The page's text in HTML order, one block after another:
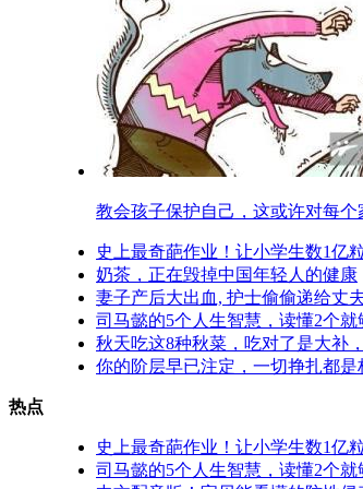
教会孩子保护自己，这或许对每
史上最奇葩作业！让小学生数1亿
奶茶，正在毁掉中国年轻人的健康
妻子产后大出血, 护士偷偷递给丈
司马懿的5个人生智慧，读懂2个就
秋天吃这8种秋菜，吃对了是大补
你的阶层早已注定，一切挣扎都是
热点
史上最奇葩作业！让小学生数1亿
司马懿的5个人生智慧，读懂2个就